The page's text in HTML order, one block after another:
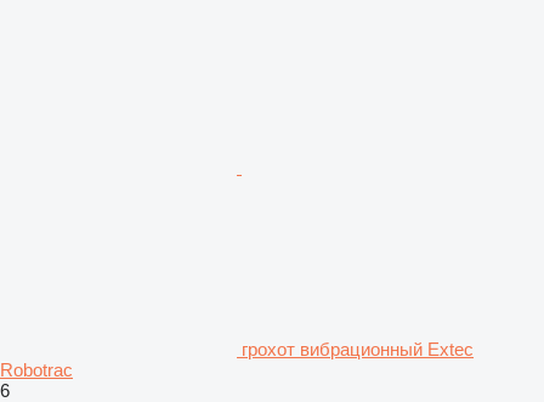
грохот вибрационный Extec
Robotrac
6